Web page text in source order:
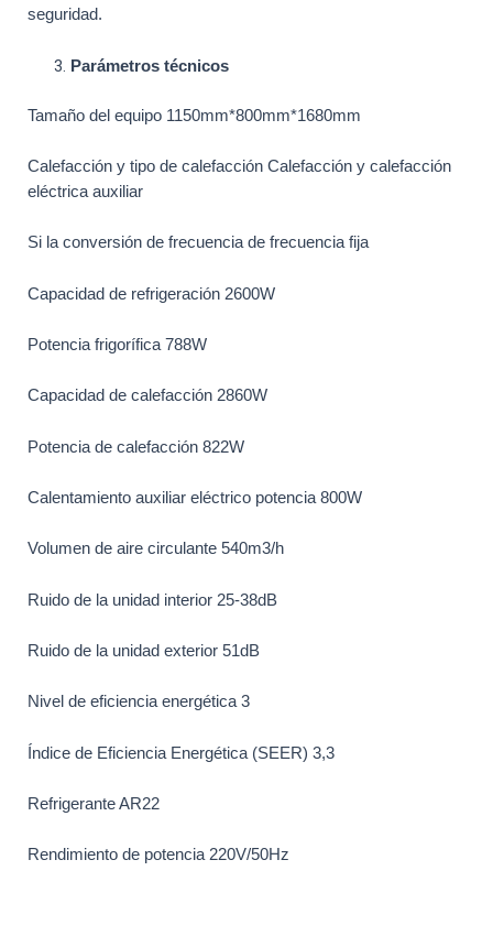
seguridad.
Parámetros técnicos
Tamaño del equipo 1150mm*800mm*1680mm
Calefacción y tipo de calefacción Calefacción y calefacción
eléctrica auxiliar
Si la conversión de frecuencia de frecuencia fija
Capacidad de refrigeración 2600W
Potencia frigorífica 788W
Capacidad de calefacción 2860W
Potencia de calefacción 822W
Calentamiento auxiliar eléctrico potencia 800W
Volumen de aire circulante 540m3/h
Ruido de la unidad interior 25-38dB
Ruido de la unidad exterior 51dB
Nivel de eficiencia energética 3
Índice de Eficiencia Energética (SEER) 3,3
Refrigerante AR22
Rendimiento de potencia 220V/50Hz